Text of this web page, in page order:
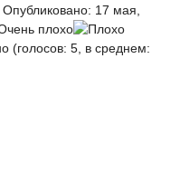
Опубликовано: 17 мая,
(голосов: 5, в среднем: